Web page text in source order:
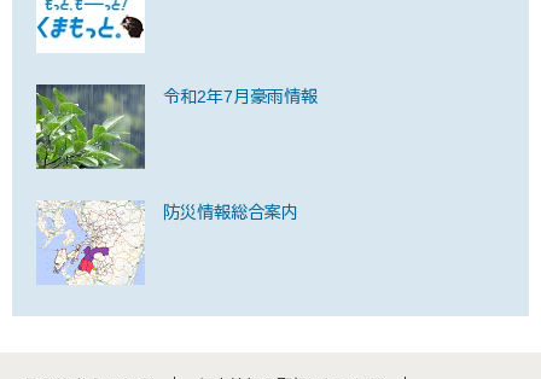
令和2年7月豪雨情報
防災情報総合案内